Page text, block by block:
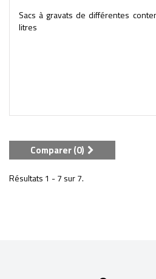
Sacs à gravats de différentes
litres
Comparer (0)
Résultats 1 - 7 sur 7.